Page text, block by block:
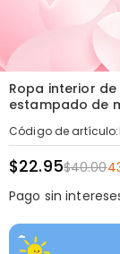
Ropa interior
estampado de
Código de artículo:
$22.95$40.00
Pago sin